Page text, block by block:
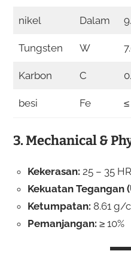
nikel Dalam
Tungsten W
Karbon C
besi Fe ≤
3. Mechanical &
Kekerasan: 25 – 35
Kekuatan Tegangan
Ketumpatan: 8.61 g/
Pemanjangan: ≥ 10%